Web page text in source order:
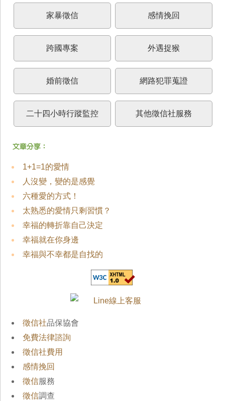
家暴徵信 感情挽回
跨國專案 外遇捉猴
婚前徵信 網路犯罪蒐證
二十四小時行蹤監控 其他徵信社服務
1+1=1的愛情
人沒變，變的是感覺
六種愛的方式！
太熟悉的愛情只剩習慣？
幸福的轉折靠自己決定
幸福就在你身邊
幸福與不幸都是自找的
徵信社品保協會
免費法律諮詢
徵信社費用
感情挽回
徵信服務
徵信調查